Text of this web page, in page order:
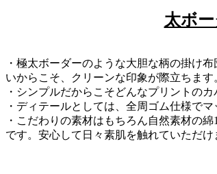
太ボ
・極太ボーダーのような大胆な柄の掛け
いからこそ、クリーンな印象が際立ちま
・シンプルだからこそどんなプリントの
・ディテールとしては、全周ゴム仕様で
・こだわりの素材はもちろん自然素材の
です。安心して日々素肌を触れていただ